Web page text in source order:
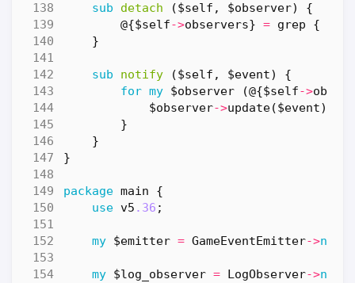
sub detach
($self, $observer) {
@{$self->observers} = grep {
}
sub notify
($self, $event) {
for my $observer (@{$self->
$observer->update($event);
}
}
}
package main
{
use v5 .36 ;
my $emitter = GameEventEmitter->new
my $log_observer = LogObserver->new